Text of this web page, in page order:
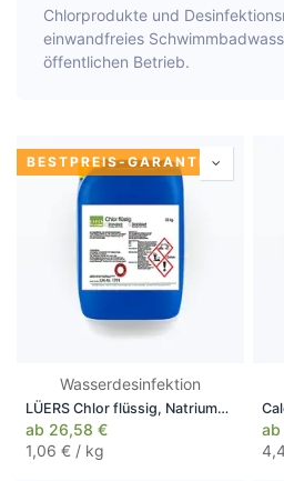
Chlorprodukte und
einwandfreies
öffentlichen Betrieb.
BESTPREIS-GARANTIE
Wasserdesinfektion
LÜERS Chlor flüssig, Natriumhypochlorit, 25 kg
ab 26,58 €
1,06 € / kg
ab